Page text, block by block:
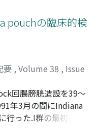
Crの値で除した比の値
剤注入30分後に
が有意に増加し,
に増加した.ALBは
各項目の前後の差の
がiohexol群より有意
障害が少ない結果
状のあった症例が, 副
障害が増強することは
ほど腎障害が増強す
注入後に2群とも有意
pouchの臨床的検
要 , Volume 38 , Issue
真;坪井, 成美;吉田, 和
;川村, 直樹;
;Hasegawa, Jun
回腸膀胱造設を39～
年3月の間にIndiana
った.I群の最初の4例
Mikulicz法を行っ